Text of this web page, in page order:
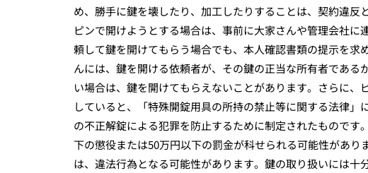
め、勝手に鍵を壊したり、加工したりすることは、契約違
ピンで開けようとする場合は、事前に大家さんや管理会社
頼して鍵を開けてもらう場合でも、本人確認書類の提示を
んには、鍵を開ける依頼者が、その鍵の正当な所有者であ
い場合は、鍵を開けてもらえないことがあります。さらに
していると、「特殊開錠用具の所持の禁止等に関する法律
の不正解錠による犯罪を防止するために制定されたもので
下の懲役または50万円以下の罰金が科せられる可能性があ
は、違法行為となる可能性があります。鍵の取り扱いには十